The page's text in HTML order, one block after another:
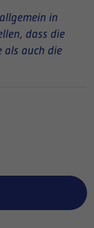
in
dass die
als auch die